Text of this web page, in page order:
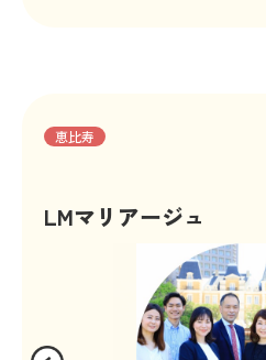
恵比寿
LMマリアージュ